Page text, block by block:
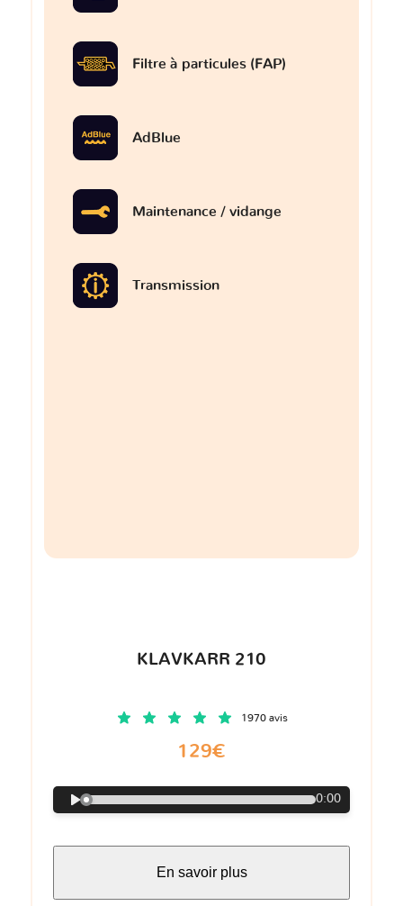
Filtre à particules (FAP)
AdBlue
Maintenance / vidange
Transmission
KLAVKARR 210
1970 avis
129€
0:00
En savoir plus